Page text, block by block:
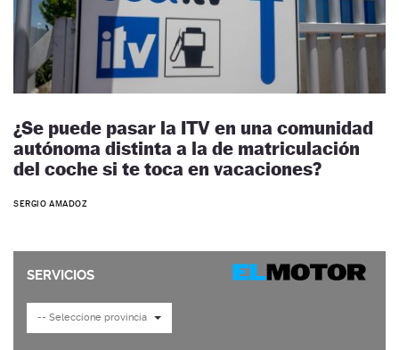
¿Se puede pasar la ITV en una comunidad
autónoma distinta a la de matriculación
del coche si te toca en vacaciones?
SERGIO AMADOZ